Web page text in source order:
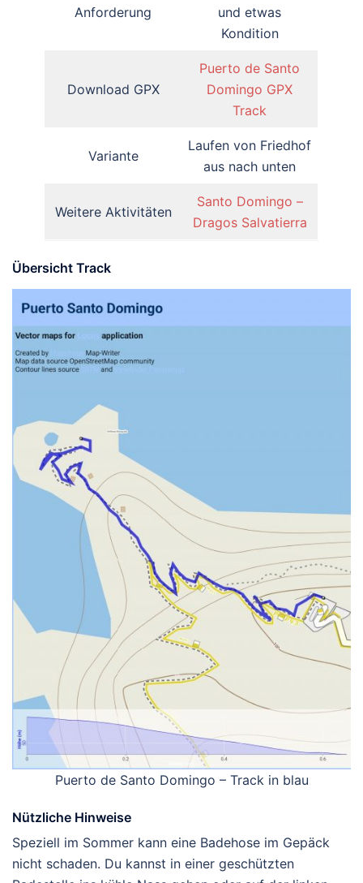
Anforderung
und etwas
Kondition
Download GPX
Puerto de Santo
Domingo GPX
Track
Variante
Laufen von Friedhof
aus nach unten
Weitere Aktivitäten
Santo Domingo –
Dragos Salvatierra
Übersicht Track
Puerto de Santo Domingo – Track in blau
Nützliche Hinweise
Speziell im Sommer kann eine Badehose im Gepäck
nicht schaden. Du kannst in einer geschützten